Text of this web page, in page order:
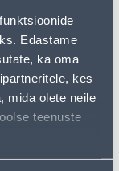
Edastame
ka oma
kes
mida olete neile
teenuste
B2 IP54
PRUUN